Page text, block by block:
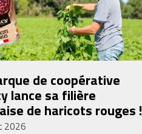
de coopérative
lance sa filière
de haricots rouges !
2026